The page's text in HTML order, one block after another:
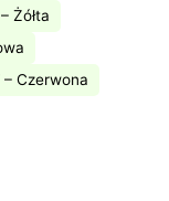
Żółta
– Czerwona